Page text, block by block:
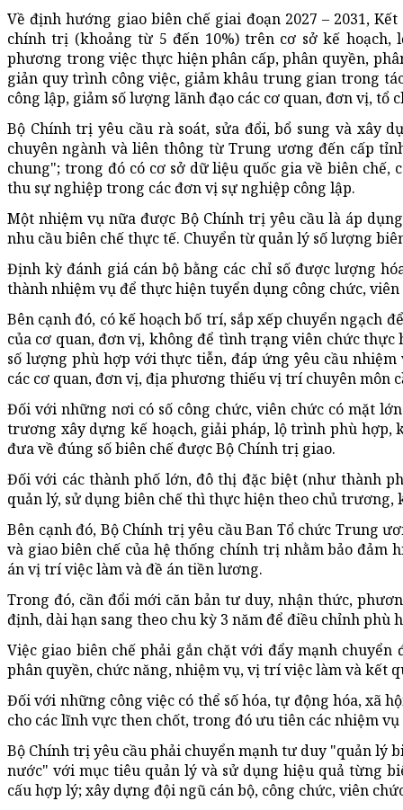
Về định hướng giao biên chế giai đoạn 2027 – 2031,
chính trị (khoảng từ 5 đến 10%) trên cơ sở kế
phương trong việc thực hiện phân cấp, phân quyền,
giản quy trình công việc, giảm khâu trung gian trong
công lập, giảm số lượng lãnh đạo các cơ quan, đơn vị, tổ
Bộ Chính trị yêu cầu rà soát, sửa đổi, bổ sung và xây
chuyên ngành và liên thông từ Trung ương đến cấp
chung"; trong đó có cơ sở dữ liệu quốc gia về biên
thu sự nghiệp trong các đơn vị sự nghiệp công lập.
Một nhiệm vụ nữa được Bộ Chính trị yêu cầu là áp
nhu cầu biên chế thực tế. Chuyển từ quản lý số lượng
Định kỳ đánh giá cán bộ bằng các chỉ số được lượng
thành nhiệm vụ để thực hiện tuyển dụng công chức,
Bên cạnh đó, có kế hoạch bố trí, sắp xếp chuyển ngạch
của cơ quan, đơn vị, không để tình trạng viên chức
số lượng phù hợp với thực tiễn, đáp ứng yêu cầu
các cơ quan, đơn vị, địa phương thiếu vị trí chuyên môn
Đối với những nơi có số công chức, viên chức có mặt
trương xây dựng kế hoạch, giải pháp, lộ trình phù hợp,
đưa về đúng số biên chế được Bộ Chính trị giao.
Đối với các thành phố lớn, đô thị đặc biệt (như thành
quản lý, sử dụng biên chế thì thực hiện theo chủ trương,
Bên cạnh đó, Bộ Chính trị yêu cầu Ban Tổ chức Trung
và giao biên chế của hệ thống chính trị nhằm bảo đảm
án vị trí việc làm và đề án tiền lương.
Trong đó, cần đổi mới căn bản tư duy, nhận thức,
định, dài hạn sang theo chu kỳ 3 năm để điều chỉnh phù
Việc giao biên chế phải gắn chặt với đẩy mạnh chuyển
phân quyền, chức năng, nhiệm vụ, vị trí việc làm và kết
Đối với những công việc có thể số hóa, tự động hóa, xã
cho các lĩnh vực then chốt, trong đó ưu tiên các nhiệm
Bộ Chính trị yêu cầu phải chuyển mạnh tư duy "quản lý
nước" với mục tiêu quản lý và sử dụng hiệu quả từng
cấu hợp lý; xây dựng đội ngũ cán bộ, công chức, viên